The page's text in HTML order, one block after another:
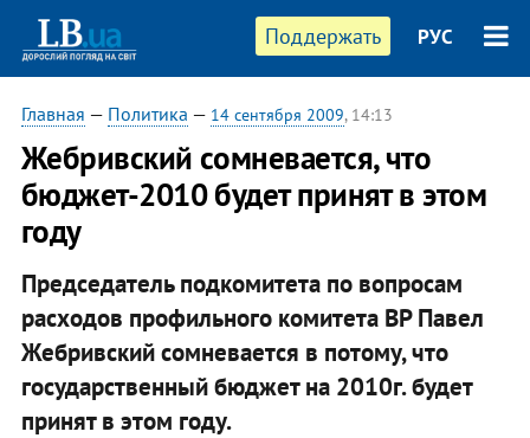
Поддержать РУС
Главная — Политика — 14 сентября 2009, 14:13
Жебривский сомневается, что
бюджет-2010 будет принят в этом
году
Председатель подкомитета по вопросам
расходов профильного комитета ВР Павел
Жебривский сомневается в потому, что
государственный бюджет на 2010г. будет
принят в этом году.